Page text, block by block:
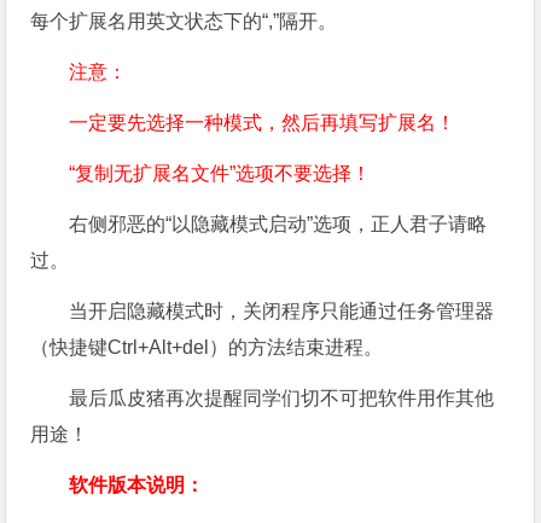
每个扩展名用英文状态下的“,”隔开。
注意：
一定要先选择一种模式，然后再填写扩展名！
“复制无扩展名文件”选项不要选择！
右侧邪恶的“以隐藏模式启动”选项，正人君子请略
过。
当开启隐藏模式时，关闭程序只能通过任务管理器
（快捷键Ctrl+Alt+del）的方法结束进程。
最后瓜皮猪再次提醒同学们切不可把软件用作其他
用途！
软件版本说明：